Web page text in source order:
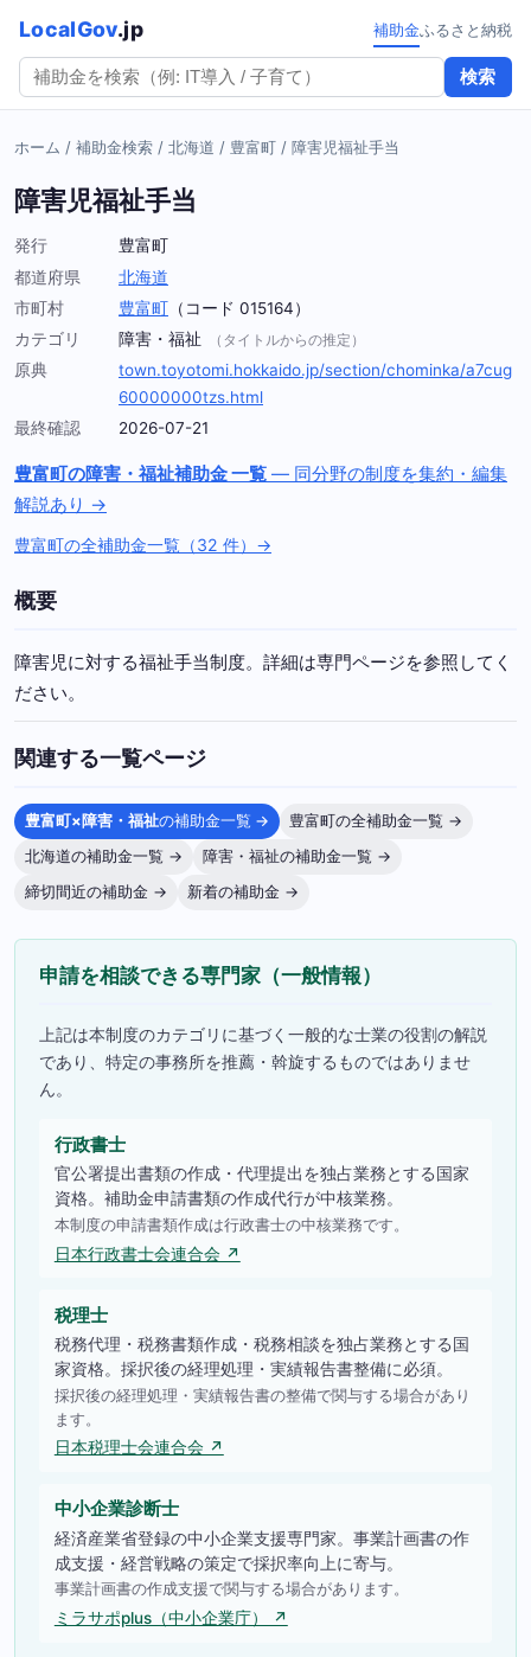
LocalGov.jp
検索
補助金ふるさと納税
ホーム / 補助金検索 / 北海道 / 豊富町 / 障害児福祉手当
障害児福祉手当
発行
豊富町
都道府県
北海道
市町村
豊富町 （コード 015164）
カテゴリ
障害・福祉 （タイトルからの推定）
原典
town.toyotomi.hokkaido.jp/section/chominka/a7cug
60000000tzs.html
最終確認
2026-07-21
豊富町の障害・福祉補助金 一覧 — 同分野の制度を集約・編集
解説あり →
豊富町の全補助金一覧（32 件）→
概要
障害児に対する福祉手当制度。詳細は専門ページを参照してく
ださい。
関連する一覧ページ
豊富町×障害・福祉の補助金一覧 →
豊富町の全補助金一覧 →
北海道の補助金一覧 →
障害・福祉の補助金一覧 →
締切間近の補助金 →
新着の補助金 →
申請を相談できる専門家（一般情報）
上記は本制度のカテゴリに基づく一般的な士業の役割の解説
であり、特定の事務所を推薦・斡旋するものではありませ
ん。
行政書士
官公署提出書類の作成・代理提出を独占業務とする国家
資格。補助金申請書類の作成代行が中核業務。
本制度の申請書類作成は行政書士の中核業務です。
日本行政書士会連合会 ↗
税理士
税務代理・税務書類作成・税務相談を独占業務とする国
家資格。採択後の経理処理・実績報告書整備に必須。
採択後の経理処理・実績報告書の整備で関与する場合があり
ます。
日本税理士会連合会 ↗
中小企業診断士
経済産業省登録の中小企業支援専門家。事業計画書の作
成支援・経営戦略の策定で採択率向上に寄与。
事業計画書の作成支援で関与する場合があります。
ミラサポplus（中小企業庁） ↗